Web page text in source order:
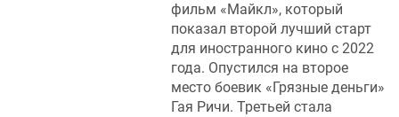
фильм «Майкл», который
показал второй лучший старт
для иностранного кино с 2022
года. Опустился на второе
место боевик «Грязные деньги»
Гая Ричи. Третьей стала